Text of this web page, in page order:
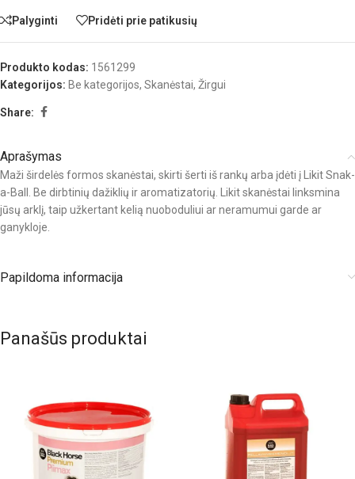
Palyginti Pridėti prie patikusių
Produkto kodas: 1561299
Kategorijos: Be kategorijos, Skanėstai, Žirgui
Share:
Aprašymas
Maži širdelės formos skanėstai, skirti šerti iš rankų arba įdėti į Likit Snak-
a-Ball. Be dirbtinių dažiklių ir aromatizatorių. Likit skanėstai linksmina
jūsų arklį, taip užkertant kelią nuoboduliui ar neramumui garde ar
ganykloje.
Papildoma informacija
Panašūs produktai